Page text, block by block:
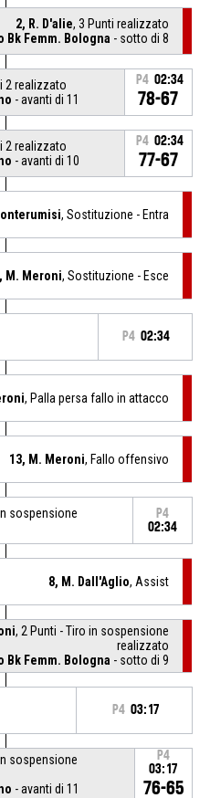
2, R. D'alie, 3 Punti realizzato
Bk Femm. Bologna - sotto di 8
2 realizzato
- avanti di 11
P4 02:34
78-67
2 realizzato
- avanti di 10
P4 02:34
77-67
, Sostituzione - Entra
M. Meroni, Sostituzione - Esce
P4 02:34
, Palla persa fallo in attacco
13, M. Meroni, Fallo offensivo
sospensione
P4
02:34
8, M. Dall'Aglio, Assist
, 2 Punti - Tiro in sospensione
realizzato
Bk Femm. Bologna - sotto di 9
P4 03:17
sospensione
- avanti di 11
P4
03:17
76-65